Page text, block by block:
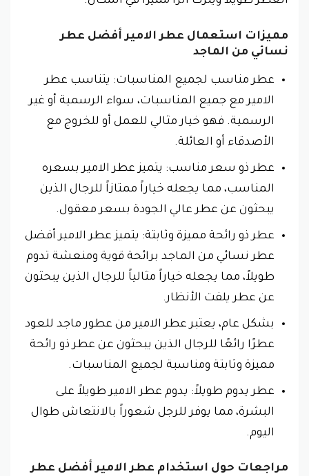
مميزات استعمال عطر الامير أفضل عطر
نسائي من الماجد
عطر مناسب لجميع المناسبات: يتناسب عطر
الامير مع جميع المناسبات، سواء الرسمية أو غير
الرسمية. فهو خيار مثالي للعمل أو للخروج مع
الأصدقاء أو العائلة.
عطر ذو سعر مناسب: يتميز عطر الامير بسعره
المناسب، مما يجعله خياراً ممتازاً للرجال الذين
يبحثون عن عطر عالي الجودة بسعر معقول.
عطر ذو رائحة مميزة وثابتة: يتميز عطر الامير أفضل
عطر نسائي من الماجد برائحة قوية ومنعشة تدوم
طويلاً، مما يجعله خياراً مثالياً للرجال الذين يبحثون
عن عطر يلفت الأنظار.
بشكل عام، يعتبر عطر الامير من عطور ماجد للعود
عطرًا رائعًا للرجال الذين يبحثون عن عطر ذو رائحة
مميزة وثابتة ومناسبة لجميع المناسبات.
عطر يدوم طويلاً: يدوم عطر الامير طويلاً على
البشرة، مما يوفر للرجل شعوراً بالانتعاش طوال
اليوم.
مراجعات حول استخدام عطر الامير أفضل عطر